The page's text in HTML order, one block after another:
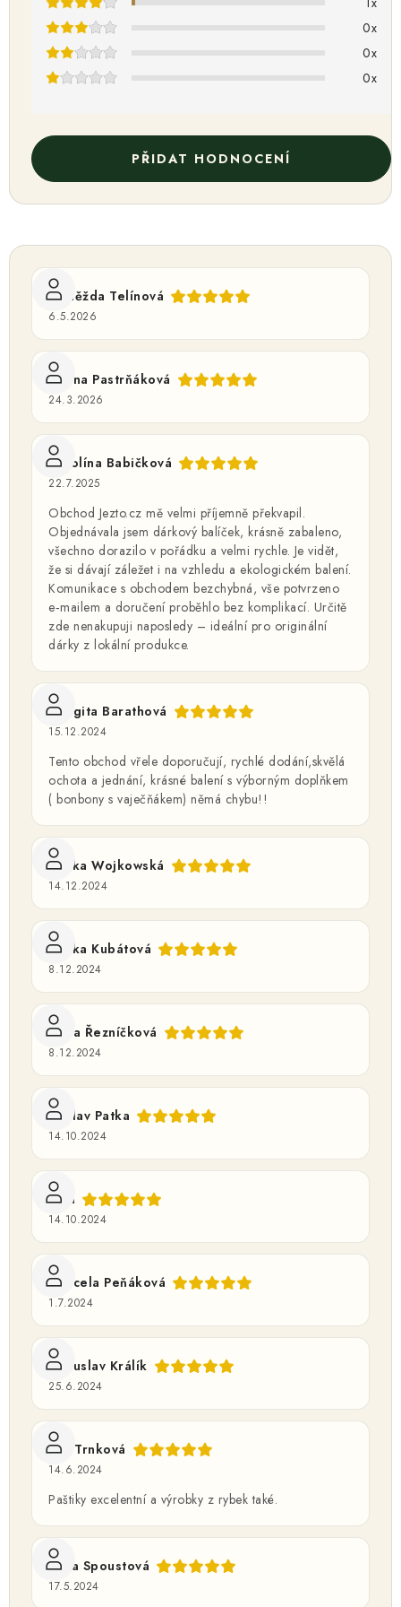
O NÁS NÁŠ PŘÍBĚH
DOPRAVA A PLATBA
0x
0x
0x
PŘIDAT HODNOCENÍ
Naděžda Telínová
6.5.2026
Leona Pastrňáková
24.3.2026
Karolína Babičková
22.7.2025
Obchod Jezto.cz mě velmi příjemně překvapil.
Objednávala jsem dárkový balíček, krásně zabaleno,
všechno dorazilo v pořádku a velmi rychle. Je vidět,
že si dávají záležet i na vzhledu a ekologickém balení.
Komunikace s obchodem bezchybná, vše potvrzeno
e‑mailem a doručení proběhlo bez komplikací. Určitě
zde nenakupuji naposledy – ideální pro originální
dárky z lokální produkce.
Margita Barathová
15.12.2024
Tento obchod vřele doporučují, rychlé dodání,skvělá
ochota a jednání, krásné balení s výborným doplňkem
( bonbony s vaječňákem) němá chybu!!
Lenka Wojkowská
14.12.2024
Lenka Kubátová
8.12.2024
Jiřina Řezníčková
8.12.2024
Václav Patka
14.10.2024
Jana
14.10.2024
Marcela Peňáková
1.7.2024
Bohuslav Králík
25.6.2024
Eva Trnková
14.6.2024
Paštiky excelentní a výrobky z rybek také.
Nela Spoustová
17.5.2024